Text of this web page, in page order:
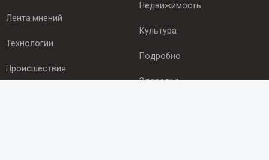
Лента мнений
Технологии
Происшествия
Недвижимость
Культура
Подробно
Здоровье